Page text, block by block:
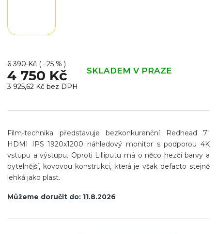
6 390 Kč ( –25 % )
4 750 Kč SKLADEM V PRAZE
3 925,62 Kč bez DPH
cena:
Můžeme doručit do: 11.8.2026
Film-technika představuje bezkonkurenční Redhead 7"
HDMI IPS 1920x1200 náhledový monitor s podporou 4K
vstupu a výstupu. Oproti Lilliputu má o něco hezčí barvy a
bytelnější, kovovou konstrukci, která je však defacto stejně
lehká jako plast.